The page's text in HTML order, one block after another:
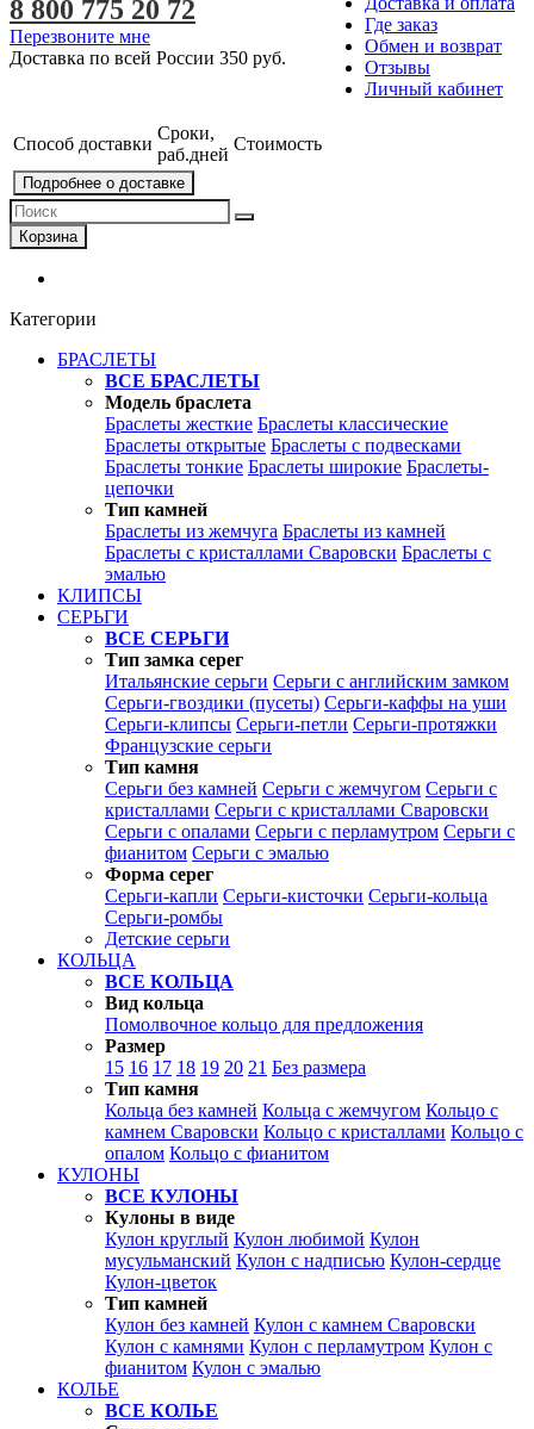
Где заказ
Обмен и возврат
Отзывы
Личный кабинет
8 800 775 20 72
Перезвоните мне
Доставка по всей России 350 руб.
Способ доставки
Сроки,
раб.дней
Стоимость
Подробнее о доставке
Корзина
Категории
БРАСЛЕТЫ
ВСЕ БРАСЛЕТЫ
Модель браслета
Браслеты жесткие Браслеты классические
Браслеты открытые Браслеты с подвесками
Браслеты тонкие Браслеты широкие Браслеты-
цепочки
Тип камней
Браслеты из жемчуга Браслеты из камней
Браслеты с кристаллами Сваровски Браслеты с
эмалью
КЛИПСЫ
СЕРЬГИ
ВСЕ СЕРЬГИ
Тип замка серег
Итальянские серьги Серьги с английским замком
Серьги-гвоздики (пусеты) Серьги-каффы на уши
Серьги-клипсы Серьги-петли Серьги-протяжки
Французские серьги
Тип камня
Серьги без камней Серьги с жемчугом Серьги с
кристаллами Серьги с кристаллами Сваровски
Серьги с опалами Серьги с перламутром Серьги с
фианитом Серьги с эмалью
Форма серег
Серьги-капли Серьги-кисточки Серьги-кольца
Серьги-ромбы
Детские серьги
КОЛЬЦА
ВСЕ КОЛЬЦА
Вид кольца
Помолвочное кольцо для предложения
Размер
15 16 17 18 19 20 21 Без размера
Тип камня
Кольца без камней Кольца с жемчугом Кольцо с
камнем Сваровски Кольцо с кристаллами Кольцо с
опалом Кольцо с фианитом
КУЛОНЫ
ВСЕ КУЛОНЫ
Кулоны в виде
Кулон круглый Кулон любимой Кулон
мусульманский Кулон с надписью Кулон-сердце
Кулон-цветок
Тип камней
Кулон без камней Кулон с камнем Сваровски
Кулон с камнями Кулон с перламутром Кулон с
фианитом Кулон с эмалью
КОЛЬЕ
ВСЕ КОЛЬЕ